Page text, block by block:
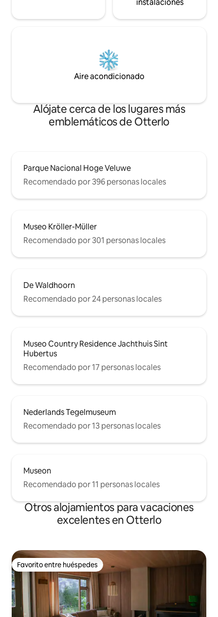
instalaciones
Aire acondicionado
Alójate cerca de los lugares más
emblemáticos de Otterlo
Parque Nacional Hoge Veluwe
Recomendado por 396 personas locales
Museo Kröller-Müller
Recomendado por 301 personas locales
De Waldhoorn
Recomendado por 24 personas locales
Museo Country Residence Jachthuis Sint
Hubertus
Recomendado por 17 personas locales
Nederlands Tegelmuseum
Recomendado por 13 personas locales
Museon
Recomendado por 11 personas locales
Otros alojamientos para vacaciones
excelentes en Otterlo
Favorito entre huéspedes
Favorito entre huéspedes